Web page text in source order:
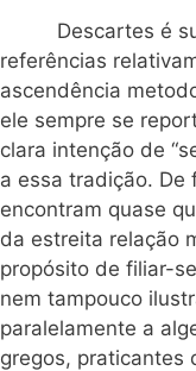
Descartes é
referências
ascendência
ele sempre se
clara intenção de
a essa tradição. De
encontram quase
da estreita relação
propósito de filiar-
nem tampouco
paralelamente a
gregos, praticantes